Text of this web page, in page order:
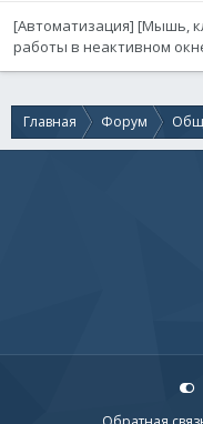
[Автоматизация] [Мышь,
работы в неактивном
Главная Форум